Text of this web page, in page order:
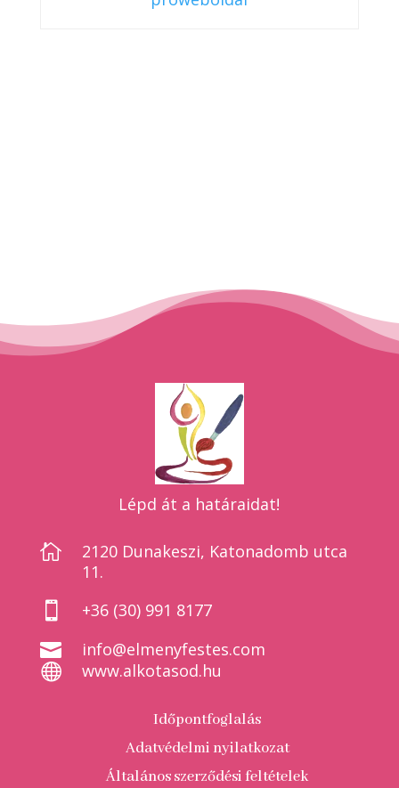
Lépd át a határaidat!

2120 Dunakeszi, Katonadomb utca
11.
 +36 (30) 991 8177
 info@elmenyfestes.com
 www.alkotasod.hu
Időpontfoglalás
Adatvédelmi nyilatkozat
Általános szerződési feltételek